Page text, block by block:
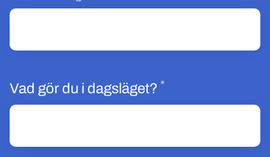
Vad gör du i dagsläget? *Obligatoriskt